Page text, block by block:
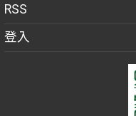
RSS
登入